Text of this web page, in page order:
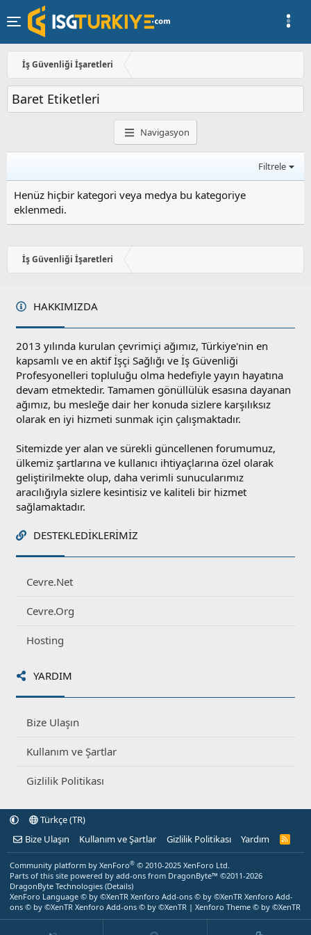
İş Güvenliği İşaretleri
Baret Etiketleri
Navigasyon
Filtrele
Henüz hiçbir kategori veya medya bu kategoriye
eklenmedi.
İş Güvenliği İşaretleri
HAKKIMIZDA
2013 yılında kurulan çevrimiçi ağımız, Türkiye'nin en
kapsamlı ve en aktif İşçi Sağlığı ve İş Güvenliği
Profesyonelleri topluluğu olma hedefiyle yayın hayatına
devam etmektedir. Tamamen gönüllülük esasına dayanan
ağımız, bu mesleğe dair her konuda sizlere karşılıksız
olarak en iyi hizmeti sunmak için çalışmaktadır.
Sitemizde yer alan ve sürekli güncellenen forumumuz,
ülkemiz şartlarına ve kullanıcı ihtiyaçlarına özel olarak
geliştirilmekte olup, daha verimli sunucularımız
aracılığıyla sizlere kesintisiz ve kaliteli bir hizmet
sağlamaktadır.
DESTEKLEDIKLERIMIZ
Cevre.Net
Cevre.Org
Hosting
YARDIM
Bize Ulaşın
Kullanım ve Şartlar
Gizlilik Politikası
Türkçe (TR)
Bize Ulaşın
Kullanım ve Şartlar Gizlilik Politikası Yardım
R
Community platform by XenForo® © 2010-2025 XenForo Ltd.
Parts of this site powered by add-ons from DragonByte™ ©2011-2026
DragonByte Technologies (Details)
XenForo Language © by ©XenTR Xenforo Add-ons © by ©XenTR Xenforo Add-
ons © by ©XenTR Xenforo Add-ons © by ©XenTR | Xenforo Theme © by ©XenTR